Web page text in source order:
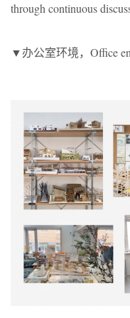
through continuous
▼办公室环境，Office